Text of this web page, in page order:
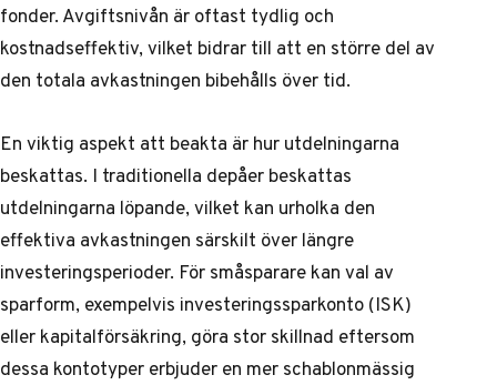
fonder. Avgiftsnivån är oftast tydlig och
kostnadseffektiv, vilket bidrar till att en större del av
den totala avkastningen bibehålls över tid.
En viktig aspekt att beakta är hur utdelningarna
beskattas. I traditionella depåer beskattas
utdelningarna löpande, vilket kan urholka den
effektiva avkastningen särskilt över längre
investeringsperioder. För småsparare kan val av
sparform, exempelvis investeringssparkonto (ISK)
eller kapitalförsäkring, göra stor skillnad eftersom
dessa kontotyper erbjuder en mer schablonmässig